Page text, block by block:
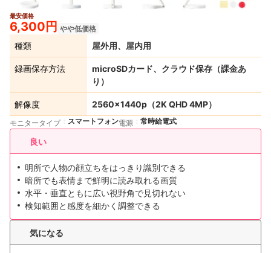
最安価格
6,300円 やや低価格
種類 屋外用、屋内用
録画保存方法
microSDカード、クラウド保存（課金あ
り）
解像度 2560×1440p（2K QHD 4MP）
モニタータイプ スマートフォン電源 常時給電式
良い
明所で人物の顔立ちをはっきり識別できる
暗所でも表情まで鮮明に読み取れる画質
水平・垂直ともに広い視野角で見切れない
検知範囲と感度を細かく調整できる
気になる